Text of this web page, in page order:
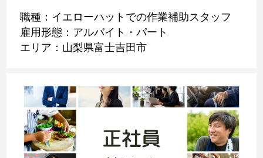
職種：イエローハットでの作業補助スタッフ
雇用形態：アルバイト・パート
エリア：山梨県富士吉田市